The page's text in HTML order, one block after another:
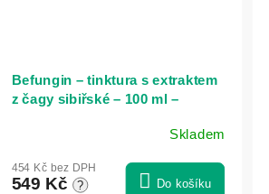
Befungin – tinktura s extraktem
z čagy sibiřské – 100 ml –
produktu
Skladem
454 Kč bez DPH
549 Kč ? Do košíku